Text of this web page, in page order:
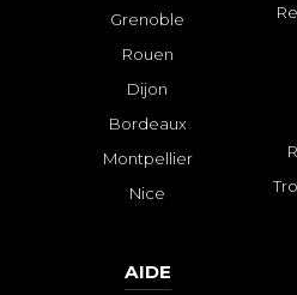
Grenoble
Rouen
Dijon
Bordeaux
Montpellier
Nice
AIDE